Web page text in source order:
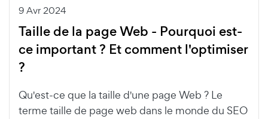
9 Avr 2024
Taille de la page Web - Pourquoi est-
ce important ? Et comment l'optimiser
?
Qu'est-ce que la taille d'une page Web ? Le
terme taille de page web dans le monde du SEO